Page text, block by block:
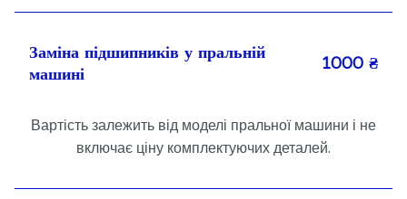
Заміна підшипників у пральній
машині
1000 ₴
Вартість залежить від моделі пральної машини і не
включає ціну комплектуючих деталей.